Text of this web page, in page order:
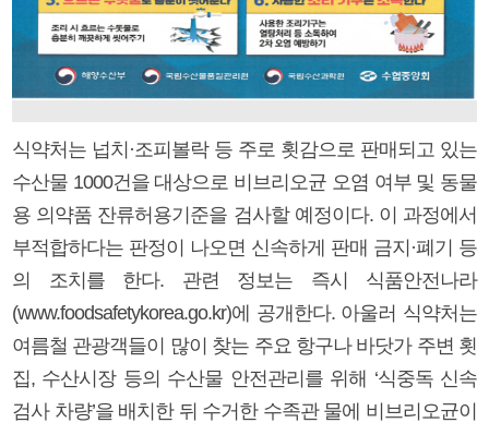
식약처는 넙치·조피볼락 등 주로 횟감으로 판매되고 있는
수산물 1000건을 대상으로 비브리오균 오염 여부 및 동물
용 의약품 잔류허용기준을 검사할 예정이다. 이 과정에서
부적합하다는 판정이 나오면 신속하게 판매 금지·폐기 등
의 조치를 한다. 관련 정보는 즉시 식품안전나라
(www.foodsafetykorea.go.kr)에 공개한다. 아울러 식약처는
여름철 관광객들이 많이 찾는 주요 항구나 바닷가 주변 횟
집, 수산시장 등의 수산물 안전관리를 위해 ‘식중독 신속
검사 차량’을 배치한 뒤 수거한 수족관 물에 비브리오균이